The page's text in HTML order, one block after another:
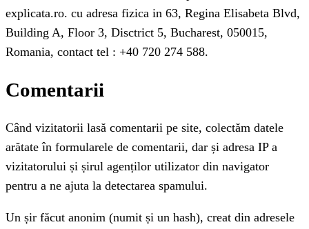
explicata.ro. cu adresa fizica in 63, Regina Elisabeta Blvd,
Building A, Floor 3, Disctrict 5, Bucharest, 050015,
Romania, contact tel : +40 720 274 588.
Comentarii
Când vizitatorii lasă comentarii pe site, colectăm datele
arătate în formularele de comentarii, dar și adresa IP a
vizitatorului și șirul agenților utilizator din navigator
pentru a ne ajuta la detectarea spamului.
Un șir făcut anonim (numit și un hash), creat din adresele